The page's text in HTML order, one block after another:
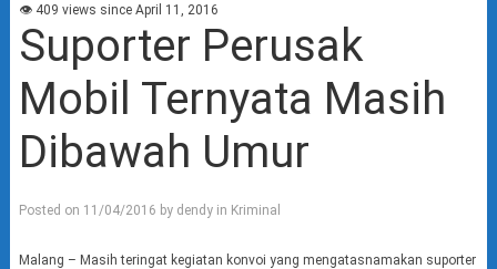
👁 409 views since April 11, 2016
Suporter Perusak
Mobil Ternyata Masih
Dibawah Umur
Posted on 11/04/2016 by dendyin Kriminal
Malang – Masih teringat kegiatan konvoi yang mengatasnamakan suporter